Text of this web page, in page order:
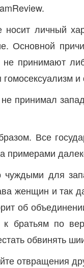
личный
Основной
принимают
принимал
Все
чуждыми для
женщин и
об
братьям по
обвинять
отвращения